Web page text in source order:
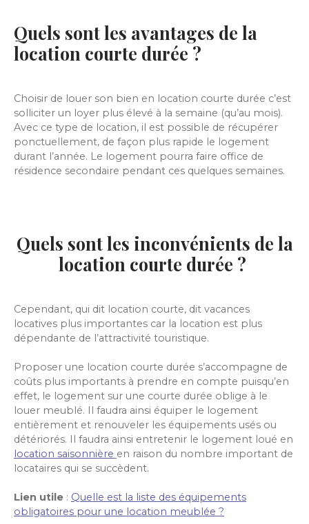
Quels sont les avantages de la
location courte durée ?
Choisir de louer son bien en location courte durée c’est
solliciter un loyer plus élevé à la semaine (qu’au mois).
Avec ce type de location, il est possible de récupérer
ponctuellement, de façon plus rapide le logement
durant l’année. Le logement pourra faire office de
résidence secondaire pendant ces quelques semaines.
Quels sont les inconvénients de la
location courte durée ?
Cependant, qui dit location courte, dit vacances
locatives plus importantes car la location est plus
dépendante de l’attractivité touristique.
Proposer une location courte durée s’accompagne de
coûts plus importants à prendre en compte puisqu’en
effet, le logement sur une courte durée oblige à le
louer meublé. Il faudra ainsi équiper le logement
entièrement et renouveler les équipements usés ou
détériorés. Il faudra ainsi entretenir le logement loué en
location saisonnière en raison du nombre important de
locataires qui se succèdent.
Lien utile : Quelle est la liste des équipements
obligatoires pour une location meublée ?